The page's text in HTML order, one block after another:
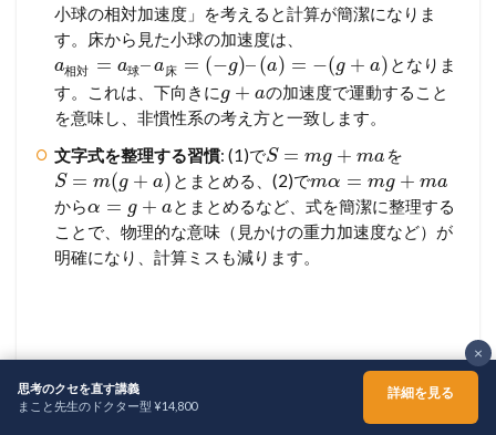
小球の相対加速度」を考えると計算が簡潔になりま
す。床から見た小球の加速度は、
a相対 = a球– a床 = (−g)–(a) = −(g + a) となりま
す。これは、下向きにg + aの加速度で運動すること
を意味し、非慣性系の考え方と一致します。
文字式を整理する習慣: (1)でS = mg + ma を
S = m(g + a) とまとめる、(2)でmα = mg + ma
からα = g + aとまとめるなど、式を簡潔に整理する
ことで、物理的な意味（見かけの重力加速度など）が
明確になり、計算ミスも減ります。
160 慣性力
×
思考のクセを直す講義
まこと先生のドクター型 ¥14,800
詳細を見る